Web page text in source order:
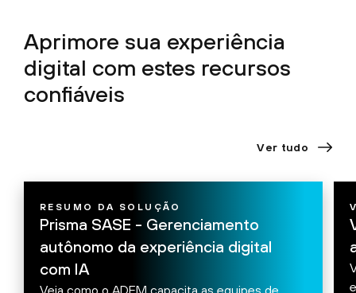
Aprimore sua experiência
digital com estes recursos
confiáveis
Ver tudo
RESUMO DA SOLUÇÃO
Prisma SASE - Gerenciamento
autônomo da experiência digital
com IA
Veja como o ADEM capacita as equipes de